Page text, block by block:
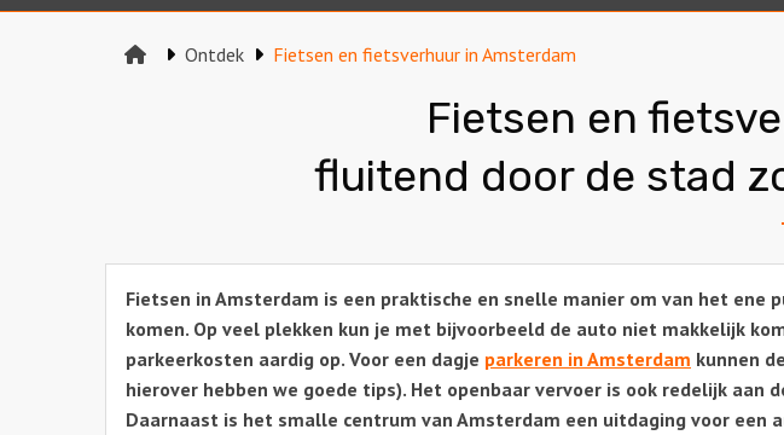
Ontdek Fietsen en fietsverhuur in Amsterdam
Fietsen en
fluitend door de stad
Fietsen in Amsterdam is een praktische en snelle manier om van het ene
komen. Op veel plekken kun je met bijvoorbeeld de auto niet makkelijk
parkeerkosten aardig op. Voor een dagje parkeren in Amsterdam kunnen
hierover hebben we goede tips). Het openbaar vervoer is ook redelijk aan
Daarnaast is het smalle centrum van Amsterdam een uitdaging voor een